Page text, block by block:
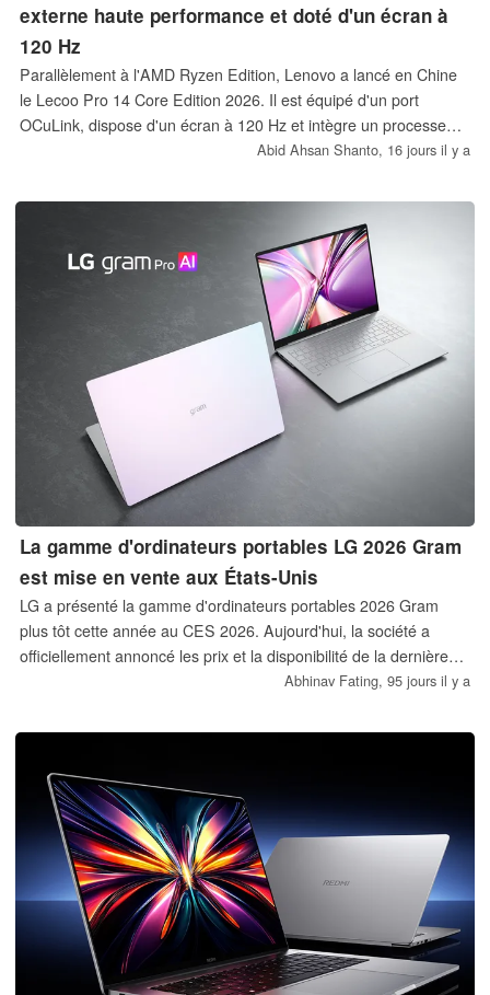
externe haute performance et doté d'un écran à
120 Hz
Parallèlement à l'AMD Ryzen Edition, Lenovo a lancé en Chine
le Lecoo Pro 14 Core Edition 2026. Il est équipé d'un port
OCuLink, dispose d'un écran à 120 Hz et intègre un processeur
Meteor Lake. Son prix de lancement est d'environ 727 $.
Abid Ahsan Shanto, 16 jours il y a
La gamme d'ordinateurs portables LG 2026 Gram
est mise en vente aux États-Unis
LG a présenté la gamme d'ordinateurs portables 2026 Gram
plus tôt cette année au CES 2026. Aujourd'hui, la société a
officiellement annoncé les prix et la disponibilité de la dernière
génération d'ordinateurs portables Gram. Les derniers
nouveau matériau structurel de LG, et offrent une durabilité de
Abhinav Fating, 95 jours il y a